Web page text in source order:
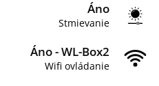
Áno
Stmievanie
Áno - WL-Box2
Wifi ovládanie